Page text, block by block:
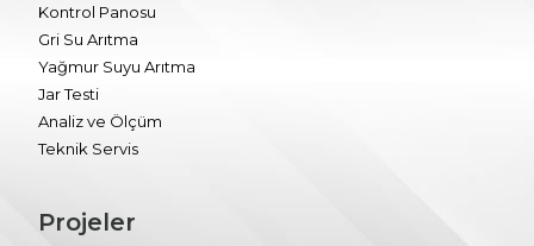
Kontrol Panosu
Gri Su Arıtma
Yağmur Suyu Arıtma
Jar Testi
Analiz ve Ölçüm
Teknik Servis
Projeler